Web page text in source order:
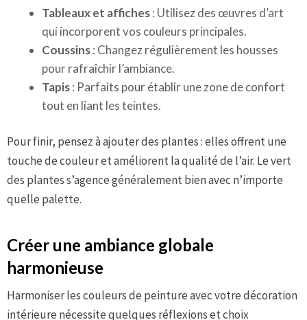
Tableaux et affiches: Utilisez des œuvres d’art
qui incorporent vos couleurs principales.
Coussins: Changez régulièrement les housses
pour rafraîchir l’ambiance.
Tapis: Parfaits pour établir une zone de confort
tout en liant les teintes.
Pour finir, pensez à ajouter des plantes : elles offrent une
touche de couleur et améliorent la qualité de l’air. Le vert
des plantes s’agence généralement bien avec n’importe
quelle palette.
Créer une ambiance globale
harmonieuse
Harmoniser les couleurs de peinture avec votre décoration
intérieure nécessite quelques réflexions et choix